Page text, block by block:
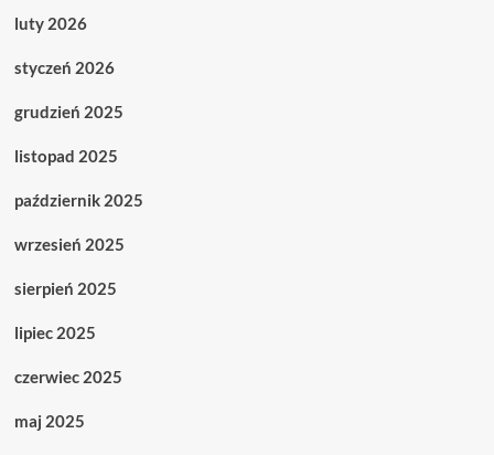
luty 2026
styczeń 2026
grudzień 2025
listopad 2025
październik 2025
wrzesień 2025
sierpień 2025
lipiec 2025
czerwiec 2025
maj 2025